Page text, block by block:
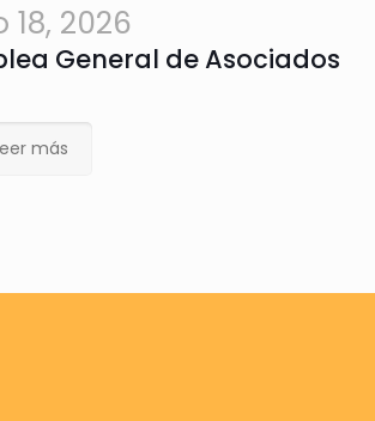
18, 2026
General de Asociados
más